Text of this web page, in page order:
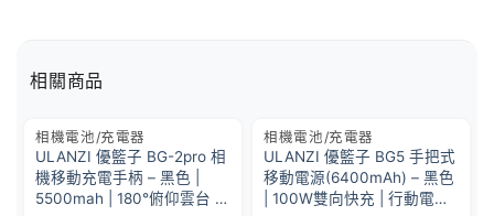
相關商品
相機電池/充電器
ULANZI 優籃子 BG-2pro 相
機移動充電手柄 – 黑色 |
5500mah | 180°俯仰雲台 |
相機電池/充電器
ULANZI 優籃子 BG5 手把式
移動電源(6400mAh) – 黑色
| 100W雙向快充 | 行動電源